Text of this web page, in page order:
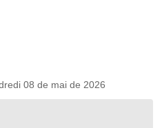
08 de mai de 2026